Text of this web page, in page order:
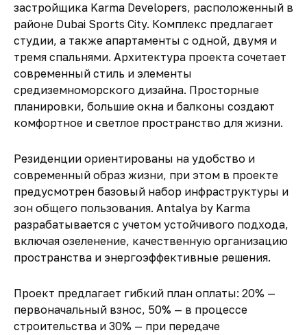
застройщика Karma Developers, расположенный в
районе Dubai Sports City. Комплекс предлагает
студии, а также апартаменты с одной, двумя и
тремя спальнями. Архитектура проекта сочетает
современный стиль и элементы
средиземноморского дизайна. Просторные
планировки, большие окна и балконы создают
комфортное и светлое пространство для жизни.
Резиденции ориентированы на удобство и
современный образ жизни, при этом в проекте
предусмотрен базовый набор инфраструктуры и
зон общего пользования. Antalya by Karma
разрабатывается с учетом устойчивого подхода,
включая озеленение, качественную организацию
пространства и энергоэффективные решения.
Проект предлагает гибкий план оплаты: 20% —
первоначальный взнос, 50% — в процессе
строительства и 30% — при передаче